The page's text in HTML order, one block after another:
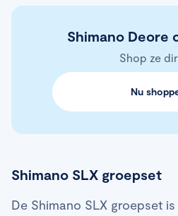
Shimano Deore
Shop ze
Nu
Shimano SLX groepset
De Shimano SLX groepset